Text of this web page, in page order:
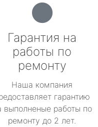
Гарантия на
работы по
ремонту
Наша компания
гарантию
выполненые работы по
ремонту до 2 лет.